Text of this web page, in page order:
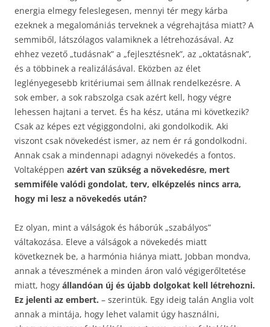
energia elmegy feleslegesen, mennyi tér megy kárba
ezeknek a megalomániás terveknek a végrehajtása miatt? A
semmiből, látszólagos valamiknek a létrehozásával. Az
ehhez vezető „tudásnak” a „fejlesztésnek”, az „oktatásnak”,
és a többinek a realizálásával. Eközben az élet
leglényegesebb kritériumai sem állnak rendelkezésre. A
sok ember, a sok rabszolga csak azért kell, hogy végre
lehessen hajtani a tervet. És ha kész, utána mi következik?
Csak az képes ezt végiggondolni, aki gondolkodik. Aki
viszont csak növekedést ismer, az nem ér rá gondolkodni.
Annak csak a mindennapi adagnyi növekedés a fontos.
Voltaképpen azért van szükség a növekedésre, mert
semmiféle valódi gondolat, terv, elképzelés nincs arra,
hogy mi lesz a növekedés után?
Ez olyan, mint a válságok és háborúk „szabályos”
váltakozása. Eleve a válságok a növekedés miatt
következnek be, a harmónia hiánya miatt, Jobban mondva,
annak a téveszmének a minden áron való végigerőltetése
miatt, hogy állandóan új és újabb dolgokat kell létrehozni.
Ez jelenti az embert. – szerintük. Egy ideig talán Anglia volt
annak a mintája, hogy lehet valamit úgy használni,